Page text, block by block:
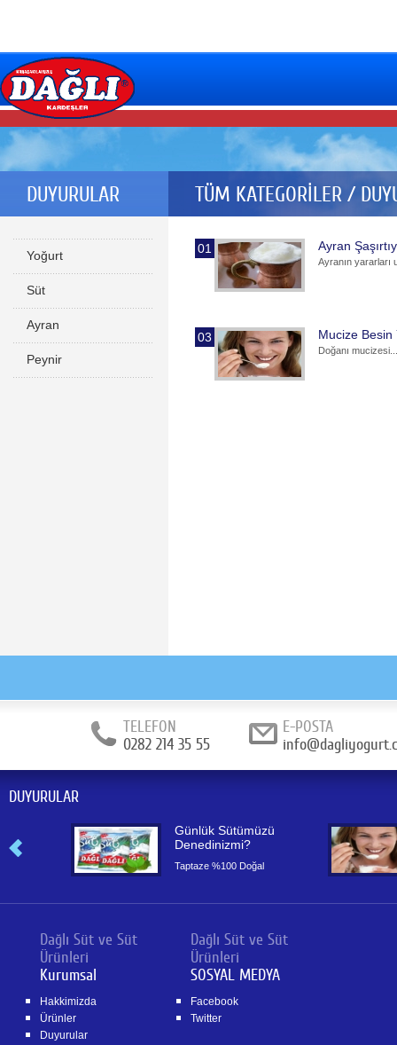
DUYURULAR
Yoğurt
Süt
Ayran
Peynir
TÜM KATEGORİLER /
01 Ayran
Ayranın yararları
03 Mucize Besin
Doğanı mucizesi...
TELEFON
0282 214 35 55
E-POSTA
DUYURULAR
Günlük Sütümüzü
Denedinizmi?
Taptaze %100 Doğal
Dağlı Süt ve Süt
Ürünleri
Kurumsal
Hakkimizda
Ürünler
Duyurular
Dağlı Süt ve Süt
Ürünleri
SOSYAL MEDYA
Facebook
Twitter